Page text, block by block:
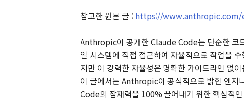
참고한 원본 글 : https://www.anthropic.com/
Anthropic이 공개한 Claude Code는 단순한 코
일 시스템에 직접 접근하여 자율적으로 작업을
지만 이 강력한 자율성은 명확한 가이드라인 없
이 글에서는 Anthropic이 공식적으로 밝힌 엔지
Code의 잠재력을 100% 끌어내기 위한 핵심적